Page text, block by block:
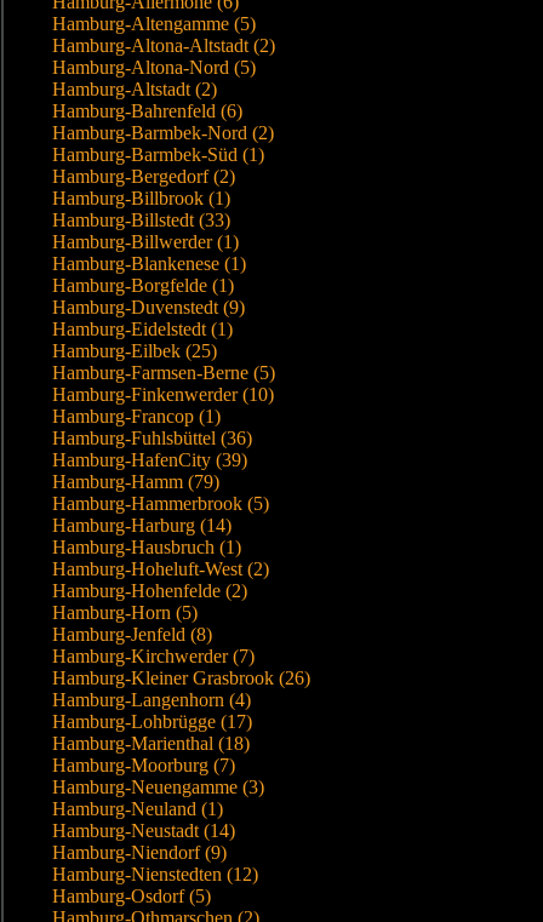
Hamburg-Altengamme (5)
Hamburg-Altona-Altstadt (2)
Hamburg-Altona-Nord (5)
Hamburg-Altstadt (2)
Hamburg-Bahrenfeld (6)
Hamburg-Barmbek-Nord (2)
Hamburg-Barmbek-Süd (1)
Hamburg-Bergedorf (2)
Hamburg-Billbrook (1)
Hamburg-Billstedt (33)
Hamburg-Billwerder (1)
Hamburg-Blankenese (1)
Hamburg-Borgfelde (1)
Hamburg-Duvenstedt (9)
Hamburg-Eidelstedt (1)
Hamburg-Eilbek (25)
Hamburg-Farmsen-Berne (5)
Hamburg-Finkenwerder (10)
Hamburg-Francop (1)
Hamburg-Fuhlsbüttel (36)
Hamburg-HafenCity (39)
Hamburg-Hamm (79)
Hamburg-Hammerbrook (5)
Hamburg-Harburg (14)
Hamburg-Hausbruch (1)
Hamburg-Hoheluft-West (2)
Hamburg-Hohenfelde (2)
Hamburg-Horn (5)
Hamburg-Jenfeld (8)
Hamburg-Kirchwerder (7)
Hamburg-Kleiner Grasbrook (26)
Hamburg-Langenhorn (4)
Hamburg-Lohbrügge (17)
Hamburg-Marienthal (18)
Hamburg-Moorburg (7)
Hamburg-Neuengamme (3)
Hamburg-Neuland (1)
Hamburg-Neustadt (14)
Hamburg-Niendorf (9)
Hamburg-Nienstedten (12)
Hamburg-Osdorf (5)
Hamburg-Othmarschen (2)